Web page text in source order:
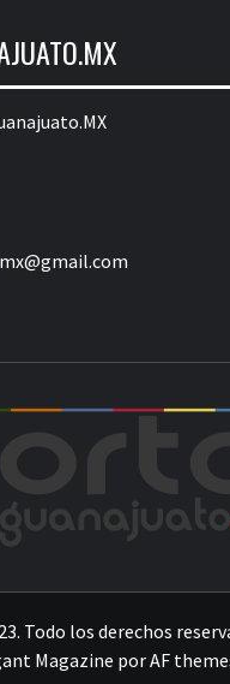
Todo los derechos
Magazine porAF